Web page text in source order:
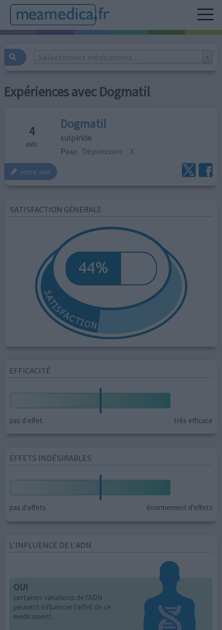
Sélectionnez médicament...
Expériences avec Dogmatil
4
avis
Dogmatil
sulpiride
Pour Dépression X
votre avis
SATISFACTION GÉNÉRALE
EFFICACITÉ
pas d'effet très efficace
EFFETS INDÉSIRABLES
pas d'effets énormement d'effets
L’INFLUENCE DE L'ADN
OUI
certaines variations de l'ADN
peuvent influencer l'effet de ce
médicament.